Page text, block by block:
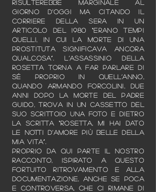
risulterebbe marginale al
giorno d’oggi ma citando il
Corriere della Sera in un
articolo del 1980 “erano tempi
quelli, in cui la morte di una
prostituta significava ancora
qualcosa”. L’assassinio della
Rosetta torna a far parlare di
sé proprio in quell’anno,
quando Armando Forcolini, due
anni dopo la morte del padre
Guido, trova in un cassetto del
suo scrittoio una foto e dietro
la scritta “Rosetta, mi hai dato
le notti d’amore più belle della
mia vita”.
Proprio da qui parte il nostro
racconto, ispirato a questo
fortuito ritrovamento e alla
documentazione, anche se poca
e controversa, che ci rimane di